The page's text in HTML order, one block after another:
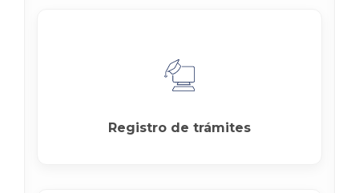
Registro de trámites